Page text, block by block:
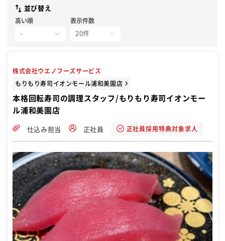
並び替え
高い順 表示件数
株式会社ウエノフーズサービス
もりもり寿司イオンモール浦和美園店
本格回転寿司の調理スタッフ/もりもり寿司イオンモー
ル浦和美園店
仕込み担当 正社員 正社員採用特典対象求人